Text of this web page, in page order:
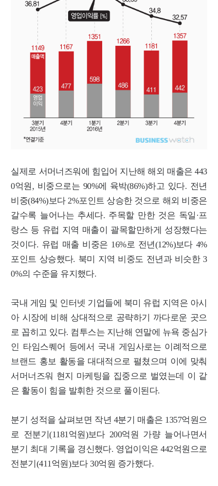
실제로 서머너즈워에 힘입어 지난해 해외 매출은 443
0억원, 비중으로는 90%에 육박(86%)하고 있다. 전년
비중(84%)보다 2%포인트 상승한 것으로 해외 비중은
갈수록 늘어나는 추세다. 주목할 만한 것은 독일·프
랑스 등 유럽 지역 매출이 괄목할만하게 성장했다는
것이다. 유럽 매출 비중은 16%로 전년(12%)보다 4%
포인트 상승했다. 북미 지역 비중도 전년과 비슷한 3
0%의 수준을 유지했다.
국내 게임 및 인터넷 기업들에 북미 유럽 지역은 아시
아 시장에 비해 상대적으로 공략하기 까다로운 곳으
로 꼽히고 있다. 컴투스는 지난해 연말에 뉴욕 중심가
인 타임스퀘어 등에서 국내 게임사로는 이례적으로
브랜드 홍보 활동을 대대적으로 펼쳤으며 이에 맞춰
서머너즈워 현지 마케팅을 집중으로 벌였는데 이 같
은 활동이 힘을 발휘한 것으로 풀이된다.
분기 성적을 살펴보면 작년 4분기 매출은 1357억원으
로 전분기(1181억원)보다 200억원 가량 늘어나면서
분기 최대 기록을 경신했다. 영업이익은 442억원으로
전분기(411억원)보다 30억원 증가했다.